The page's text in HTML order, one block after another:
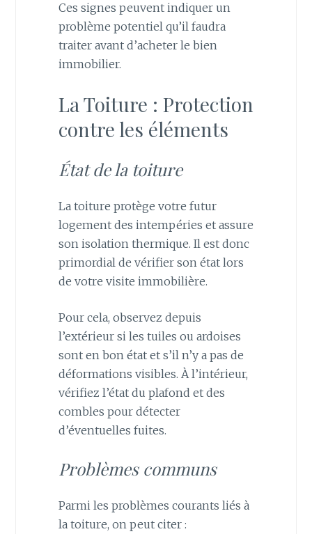
Ces signes peuvent indiquer un
problème potentiel qu’il faudra
traiter avant d’acheter le bien
immobilier.
La Toiture : Protection
contre les éléments
État de la toiture
La toiture protège votre futur
logement des intempéries et assure
son isolation thermique. Il est donc
primordial de vérifier son état lors
de votre visite immobilière.
Pour cela, observez depuis
l’extérieur si les tuiles ou ardoises
sont en bon état et s’il n’y a pas de
déformations visibles. À l’intérieur,
vérifiez l’état du plafond et des
combles pour détecter
d’éventuelles fuites.
Problèmes communs
Parmi les problèmes courants liés à
la toiture, on peut citer :